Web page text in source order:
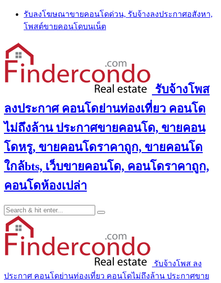
Skip
content
รับลงโฆษณาขายคอนโดด่วน, รับจ้างลงประกาศอสังหา,
โพสต์ขายคอนโดบนเน็ต
รับจ้างโพส
ลงประกาศ คอนโดย่านท่องเที่ยว คอนโด
ไม่ถึงล้าน ประกาศขายคอนโด, ขายคอน
โดหรู, ขายคอนโดราคาถูก, ขายคอนโด
ใกล้bts, เว็บขายคอนโด, คอนโดราคาถูก,
คอนโดห้องเปล่า
รับจ้างโพส ลง
ประกาศ คอนโดย่านท่องเที่ยว คอนโดไม่ถึงล้าน ประกาศขาย